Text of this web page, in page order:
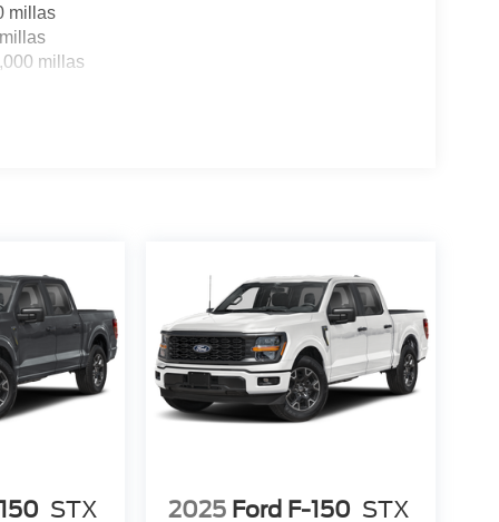
millas
millas
STX 2025 Ford F-150 STX